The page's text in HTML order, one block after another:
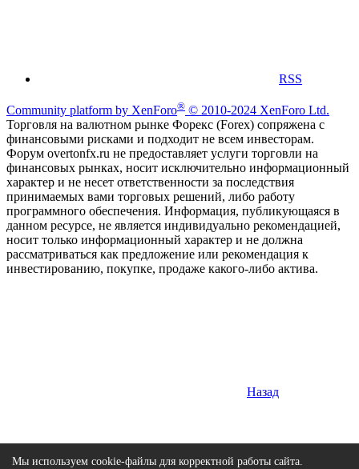
RSS
Community platform by XenForo® © 2010-2024 XenForo Ltd.
Торговля на валютном рынке Форекс (Forex) сопряжена с
финансовыми рисками и подходит не всем инвесторам.
Форум overtonfx.ru не предоставляет услуги торговли на
финансовых рынках, носит исключительно информационный
характер и не несет ответственности за последствия
принимаемых вами торговых решений, либо работу
программного обеспечения. Информация, публикующаяся в
данном ресурсе, не является индивидуально рекомендацией,
носит только информационный характер и не должна
рассматриваться как предложение или рекомендация к
инвестированию, покупке, продаже какого-либо актива.
Назад
Мы используем cookie-файлы для корректной работы сайта.